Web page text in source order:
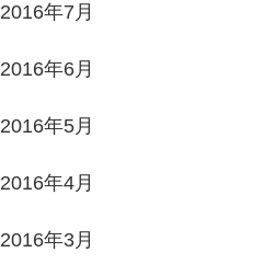
2016年7月
2016年6月
2016年5月
2016年4月
2016年3月